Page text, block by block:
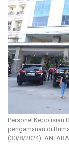
Personel Kepolisian
pengamanan di
(30/8/2024).